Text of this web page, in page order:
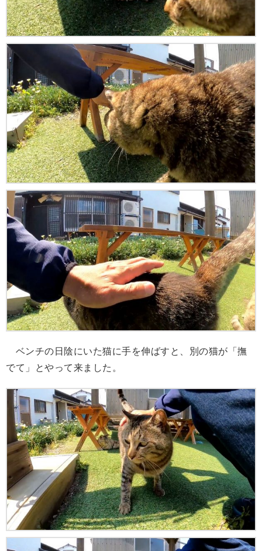
ベンチの日陰にいた猫に手を伸ばすと、別の猫が「撫
でて」とやって来ました。